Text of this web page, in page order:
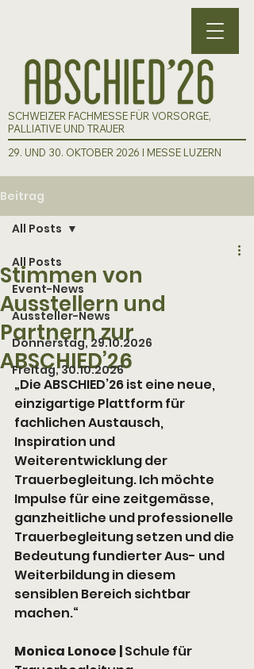
SCHWEIZER FACHMESSE FÜR VORSORGE,
PALLIATIVE UND TRAUER
29. UND 30. OKTOBER 2026 I MESSE LUZERN
Beitrag
All Posts
Event-News
Aussteller-News
Donnerstag, 29.10.2026
Freitag, 30.10.2026
All Posts
Stimmen von
Ausstellern und
Partnern zur
ABSCHIED’26
„Die ABSCHIED’26 ist eine neue,
einzigartige Plattform für
fachlichen Austausch,
Inspiration und
Weiterentwicklung der
Trauerbegleitung. Ich möchte
Impulse für eine zeitgemässe,
ganzheitliche und professionelle
Trauerbegleitung setzen und die
Bedeutung fundierter Aus- und
Weiterbildung in diesem
sensiblen Bereich sichtbar
machen.“
Monica Lonoce | Schule für